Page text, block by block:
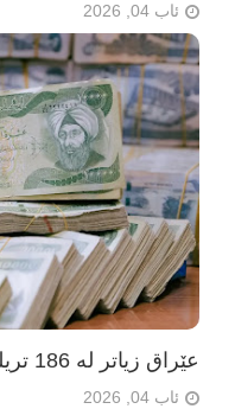
ئاب 04, 2026
عێراق زیاتر لە 186 تریلیۆن دینار قەرزدارە
ئاب 04, 2026